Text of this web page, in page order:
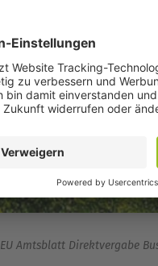
EU Amtsblatt Direktvergabe